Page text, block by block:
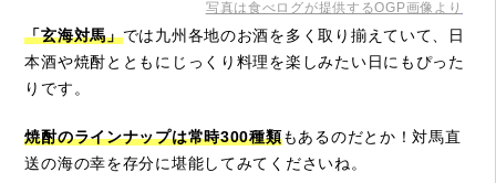
写真は食べログが提供するOGP画像より
「玄海対馬」では九州各地のお酒を多く取り揃えていて、日
本酒や焼酎とともにじっくり料理を楽しみたい日にもぴった
りです。
焼酎のラインナップは常時300種類もあるのだとか！対馬直
送の海の幸を存分に堪能してみてくださいね。